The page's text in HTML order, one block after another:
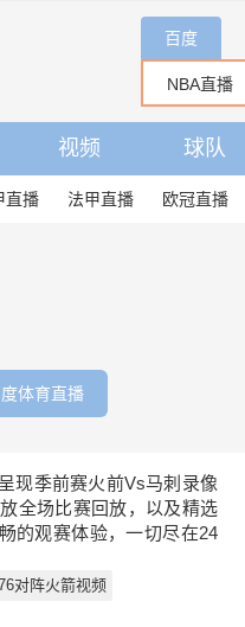
百度
视频 球队
直播 法甲直播 欧冠直播
体育直播
现季前赛火前Vs马刺录像
全场比赛回放，以及精选
的观赛体验，一切尽在24
对阵火箭视频